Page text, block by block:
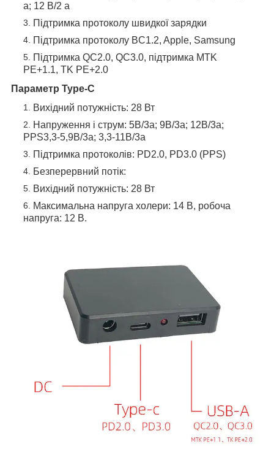
а; 12 В/2 а
Підтримка протоколу швидкої зарядки
Підтримка протоколу BC1.2, Apple, Samsung
Підтримка QC2.0, QC3.0, підтримка MTK
PE+1.1, TK PE+2.0
Параметр Type-С
Вихідний потужність: 28 Вт
Напруження і струм: 5В/3a; 9В/3a; 12В/3a;
PPS3,3-5,9В/3a; 3,3-11В/3a
Підтримка протоколів: PD2.0, PD3.0 (PPS)
Безперервний потік:
Вихідний потужність: 28 Вт
Максимальна напруга холери: 14 В, робоча
напруга: 12 В.